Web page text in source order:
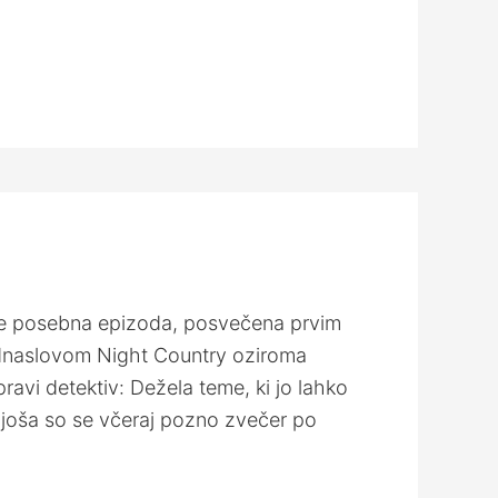
posebna epizoda, posvečena prvim
Night Country oziroma
detektiv: Dežela teme, ki jo lahko
so se včeraj pozno zvečer po